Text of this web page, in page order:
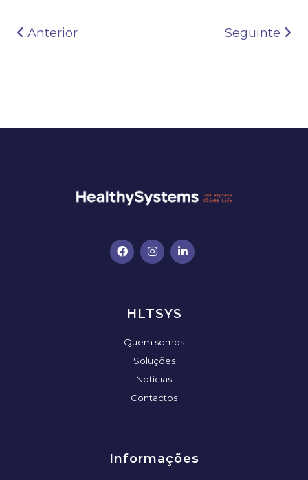
Navegação de artigos
Anterior Seguinte
HLTSYS
Quem somos
Soluções
Notícias
Contactos
Informações